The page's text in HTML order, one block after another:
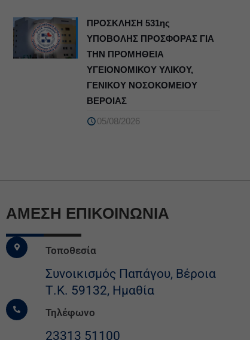
ΠΡΟΣΚΛΗΣΗ 531ης
ΥΠΟΒΟΛΗΣ ΠΡΟΣΦΟΡΑΣ ΓΙΑ
ΤΗΝ ΠΡΟΜΗΘΕΙΑ
ΥΓΕΙΟΝΟΜΙΚΟΥ ΥΛΙΚΟΥ,
ΓΕΝΙΚΟΥ ΝΟΣΟΚΟΜΕΙΟΥ
ΒΕΡΟΙΑΣ
05/08/2026
ΆΜΕΣΗ ΕΠΙΚΟΙΝΩΝΙΑ
Τοποθεσία
Συνοικισμός Παπάγου, Βέροια
Τ.Κ. 59132, Ημαθία
Τηλέφωνο
23313 51100